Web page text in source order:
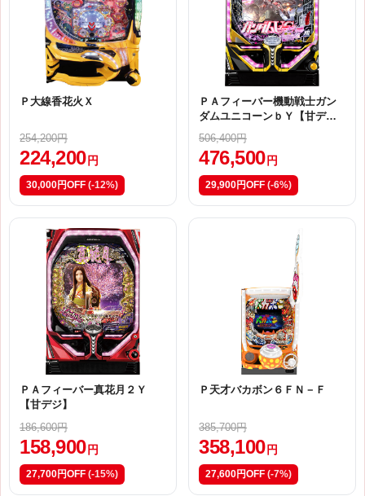
Ｐ大線香花火Ｘ
254,200円
224,200 円
30,000円OFF (-12%)
ＰＡフィーバー機動戦士ガン
ダムユニコーンｂＹ【甘デ
506,400円
476,500 円
29,900円OFF (-6%)
ＰＡフィーバー真花月２Ｙ
【甘デジ】
186,600円
158,900 円
27,700円OFF (-15%)
Ｐ天才バカボン６ＦＮ－Ｆ
385,700円
358,100 円
27,600円OFF (-7%)